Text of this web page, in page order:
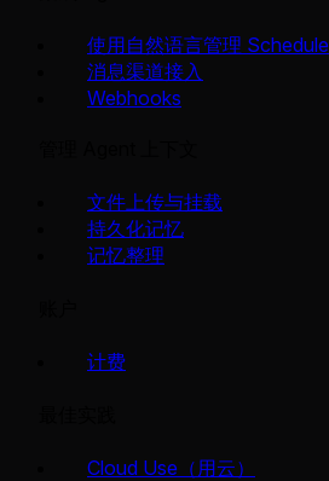
使用自然语言管理 Schedule
消息渠道接入
Webhooks
文件上传与挂载
持久化记忆
记忆整理
计费
Cloud Use（用云）